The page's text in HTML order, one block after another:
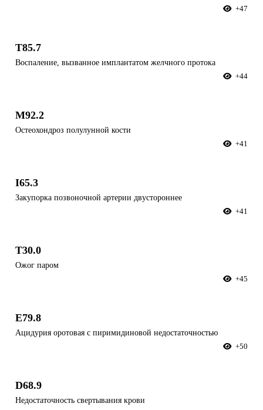
+47
T85.7
Воспаление, вызванное имплантатом желчного протока
+44
M92.2
Остеохондроз полулунной кости
+41
I65.3
Закупорка позвоночной артерии двустороннее
+41
T30.0
Ожог паром
+45
E79.8
Ацидурия оротовая с пиримидиновой недостаточностью
+50
D68.9
Недостаточность свертывания крови